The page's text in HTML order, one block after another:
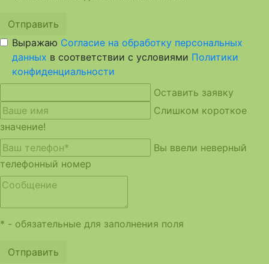
Отправить
Выражаю Согласие на обработку персональных
данных в соответствии с условиями Политики
конфиденциальности
Оставить заявку
Слишком короткое
значение!
Вы ввели неверный
телефонный номер
* - обязательные для заполнения поля
Отправить